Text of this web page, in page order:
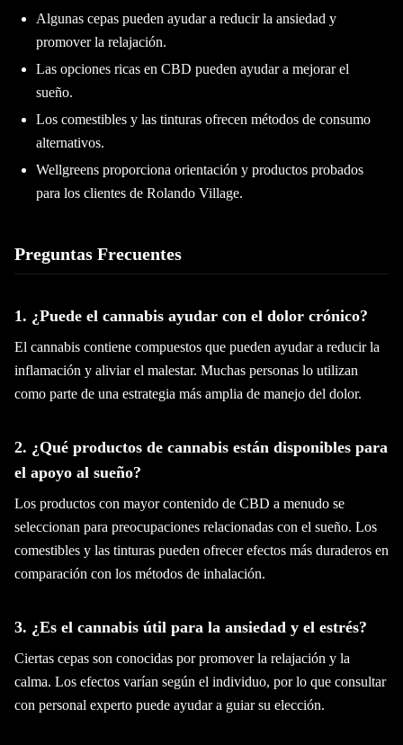
Algunas cepas pueden ayudar a reducir la ansiedad y
promover la relajación.
Las opciones ricas en CBD pueden ayudar a mejorar el
sueño.
Los comestibles y las tinturas ofrecen métodos de consumo
alternativos.
Wellgreens proporciona orientación y productos probados
para los clientes de Rolando Village.
Preguntas Frecuentes
1. ¿Puede el cannabis ayudar con el dolor crónico?
El cannabis contiene compuestos que pueden ayudar a reducir la
inflamación y aliviar el malestar. Muchas personas lo utilizan
como parte de una estrategia más amplia de manejo del dolor.
2. ¿Qué productos de cannabis están disponibles para
el apoyo al sueño?
Los productos con mayor contenido de CBD a menudo se
seleccionan para preocupaciones relacionadas con el sueño. Los
comestibles y las tinturas pueden ofrecer efectos más duraderos en
comparación con los métodos de inhalación.
3. ¿Es el cannabis útil para la ansiedad y el estrés?
Ciertas cepas son conocidas por promover la relajación y la
calma. Los efectos varían según el individuo, por lo que consultar
con personal experto puede ayudar a guiar su elección.